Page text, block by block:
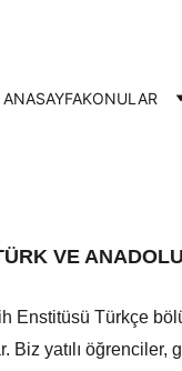
ANASAYFAKONULAR
VE
Enstitüsü Türkçe
Biz yatılı